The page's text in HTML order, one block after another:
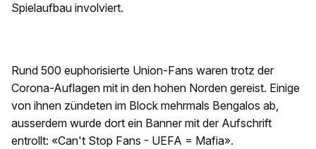
Spielaufbau involviert.
Rund 500 euphorisierte Union-Fans waren trotz der
Corona-Auflagen mit in den hohen Norden gereist. Einige
von ihnen zündeten im Block mehrmals Bengalos ab,
ausserdem wurde dort ein Banner mit der Aufschrift
entrollt: «Can't Stop Fans - UEFA = Mafia».